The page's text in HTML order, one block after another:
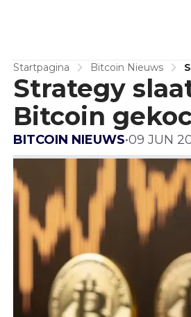
Startpagina Bitcoin Nieuws
Strategy
Bitcoin
BITCOIN NIEUWS•09 JUN